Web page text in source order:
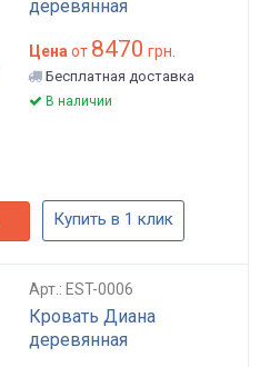
деревянная
Цена от 8470 грн.
Бесплатная доставка
В наличии
Купить в 1 клик
Арт.: EST-0006
Кровать Диана
деревянная